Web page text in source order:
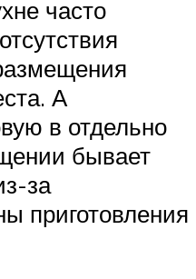
часто
А
в отдельно
бывает
за
приготовления